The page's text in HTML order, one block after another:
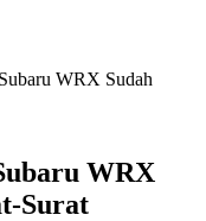
WRX Sudah
WRX
Surat